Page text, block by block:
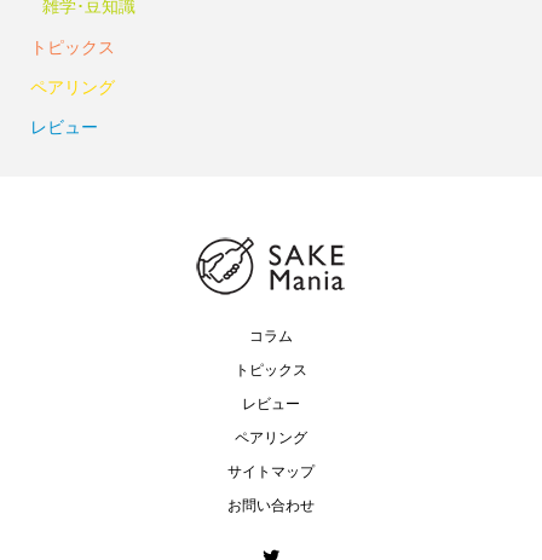
雑学･豆知識
トピックス
ペアリング
レビュー
コラム
トピックス
レビュー
ペアリング
サイトマップ
お問い合わせ